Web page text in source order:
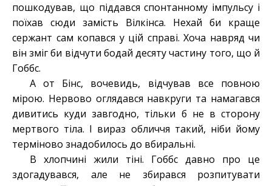
пошкодував, що піддався спонтанному імпульсу і
поїхав сюди замість Вілкінса. Нехай би краще
сержант сам копався у цій справі. Хоча навряд чи
він зміг би відчути бодай десяту частину того, що й
Гоббс.
А от Бінс, вочевидь, відчував все повною
мірою. Нервово оглядався навкруги та намагався
дивитись куди завгодно, тільки б не в сторону
мертвого тіла. І вираз обличчя такий, ніби йому
терміново знадобилось до вбиральні.
В хлопчині жили тіні. Гоббс давно про це
здогадувався, але не збирався розпитувати